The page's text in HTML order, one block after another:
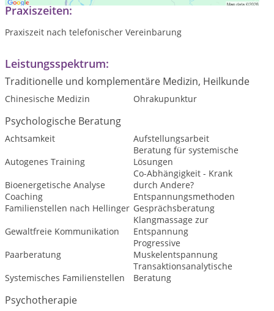
Praxiszeiten:
Praxiszeit nach telefonischer Vereinbarung
Leistungsspektrum:
Traditionelle und komplementäre Medizin, Heilkunde
Chinesische Medizin Ohrakupunktur
Psychologische Beratung
Achtsamkeit
Aufstellungsarbeit
Autogenes Training
Beratung für systemische
Lösungen
Bioenergetische Analyse
Co-Abhängigkeit - Krank
durch Andere?
Coaching
Entspannungsmethoden
Familienstellen nach Hellinger Gesprächsberatung
Gewaltfreie Kommunikation
Klangmassage zur
Entspannung
Paarberatung
Progressive
Muskelentspannung
Systemisches Familienstellen
Transaktionsanalytische
Beratung
Psychotherapie